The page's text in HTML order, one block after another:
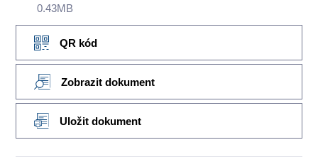
0.43MB
QR kód
Zobrazit dokument
Uložit dokument